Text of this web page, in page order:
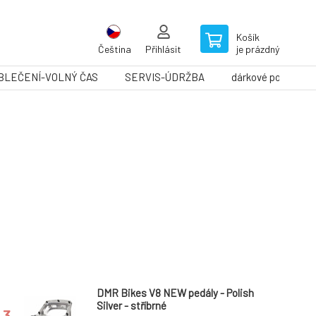
Čeština Přihlásit
Košík
je prázdný
VOLNÝ ČAS SERVIS-ÚDRŽBA dárkové poukazy
DMR Bikes V8 NEW pedály - Polish
Silver - stříbrné